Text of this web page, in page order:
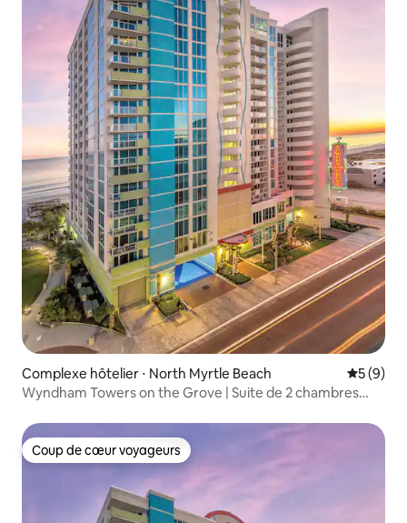
Complexe hôtelier ⋅ North Myrtle Beach
5 (9)
Wyndham Towers on the Grove | Suite de 2 chambres
Coup de cœur voyageurs
Coup de cœur voyageurs